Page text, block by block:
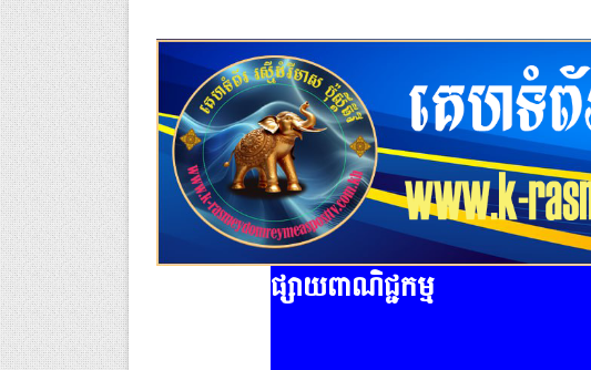
ផ្សាយពាណិជ្ជកម្ម